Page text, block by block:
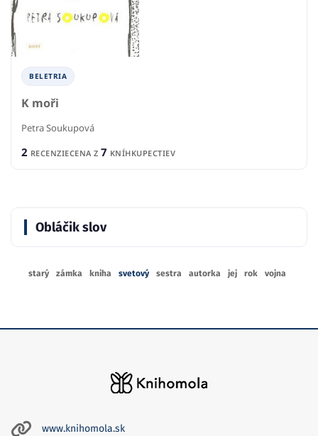
BELETRIA
K moři
Petra Soukupová
2 RECENZIECENA Z 7 KNÍHKUPECTIEV
Obláčik slov
starý zámka kniha svetový sestra autorka jej rok vojna
www.knihomola.sk